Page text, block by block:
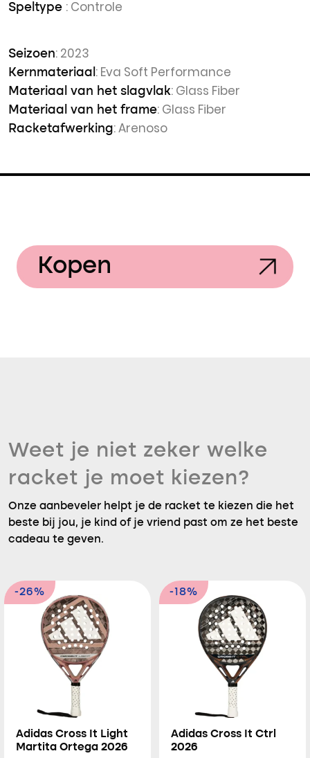
Speltype : Controle
Seizoen: 2023
Kernmateriaal : Eva Soft Performance
Materiaal van het slagvlak: Glass Fiber
Materiaal van het frame: Glass Fiber
Racketafwerking: Arenoso
Kopen
Weet je niet zeker welke
racket je moet kiezen?
Onze aanbeveler helpt je de racket te kiezen die het
beste bij jou, je kind of je vriend past om ze het beste
cadeau te geven.
-26%
Adidas Cross It Light
Martita Ortega 2026
-18%
Adidas Cross It Ctrl
2026